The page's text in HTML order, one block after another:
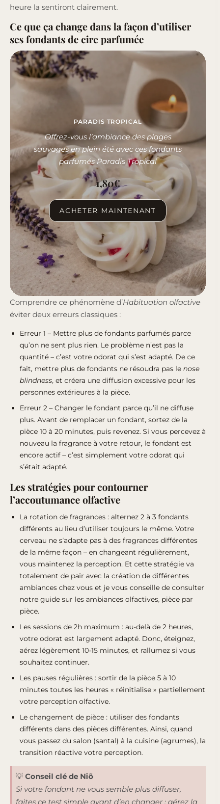
heure la sentiront clairement.
Ce que ça change dans la façon d’utiliser
ses fondants de cire parfumée
PARADIS TROPICAL
Offrez-vous l’ambiance des plages
sauvages en plein été avec ces fondants
parfumés Paradis Tropical
1,80€
ACHETER MAINTENANT
Comprendre ce phénomène d’Habituation olfactive
éviter deux erreurs classiques :
Erreur 1 – Mettre plus de fondants parfumés parce
qu’on ne sent plus rien. Le problème n’est pas la
quantité – c’est votre odorat qui s’est adapté. De ce
fait, mettre plus de fondants ne résoudra pas le nose
blindness, et créera une diffusion excessive pour les
personnes extérieures à la pièce.
Erreur 2 – Changer le fondant parce qu’il ne diffuse
plus. Avant de remplacer un fondant, sortez de la
pièce 10 à 20 minutes, puis revenez. Si vous percevez à
nouveau la fragrance à votre retour, le fondant est
encore actif – c’est simplement votre odorat qui
s’était adapté.
Les stratégies pour contourner
l’accoutumance olfactive
La rotation de fragrances : alternez 2 à 3 fondants
différents au lieu d’utiliser toujours le même. Votre
cerveau ne s’adapte pas à des fragrances différentes
de la même façon – en changeant régulièrement,
vous maintenez la perception. Et cette stratégie va
totalement de pair avec la création de différentes
ambiances chez vous et je vous conseille de consulter
notre guide sur les ambiances olfactives, pièce par
pièce.
Les sessions de 2h maximum : au-delà de 2 heures,
votre odorat est largement adapté. Donc, éteignez,
aérez légèrement 10-15 minutes, et rallumez si vous
souhaitez continuer.
Les pauses régulières : sortir de la pièce 5 à 10
minutes toutes les heures « réinitialise » partiellement
votre perception olfactive.
Le changement de pièce : utiliser des fondants
différents dans des pièces différentes. Ainsi, quand
vous passez du salon (santal) à la cuisine (agrumes), la
transition réactive votre perception.
💡 Conseil clé de Niõ
Si votre fondant ne vous semble plus diffuser,
faites ce test simple avant d’en changer : aérez la